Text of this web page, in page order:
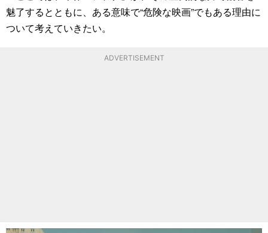
魅了するとともに、ある意味で“危険な映画”でもある理由に
ついて考えていきたい。
ADVERTISEMENT